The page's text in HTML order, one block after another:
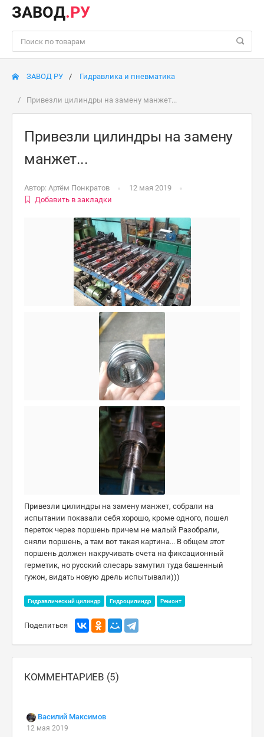
ЗАВОД.РУ
ЗАВОД РУ Гидравлика и пневматика
Привезли цилиндры на замену манжет...
Привезли цилиндры на замену
манжет...
Автор: Артём Понкратов
12 мая 2019
Добавить в закладки
Привезли цилиндры на замену манжет, собрали на
испытании показали себя хорошо, кроме одного, пошел
переток через поршень причем не малый Разобрали,
сняли поршень, а там вот такая картина... В общем этот
поршень должен накручивать счета на фиксационный
герметик, но русский слесарь замутил туда башенный
гужон, видать новую дрель испытывали)))
Гидравлический цилиндр Гидроцилиндр Ремонт
Поделиться
КОММЕНТАРИЕВ (5)
Василий Максимов
12 мая 2019